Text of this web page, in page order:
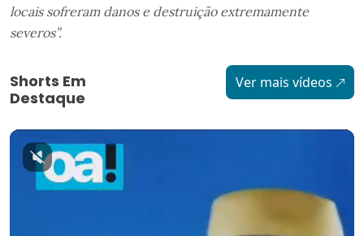
locais sofreram danos e destruição extremamente
severos”.
Shorts Em
Destaque
Ver mais vídeos